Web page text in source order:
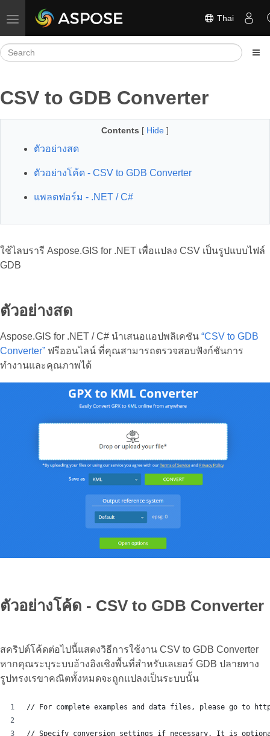
Toggle navigation Thai
CSV to GDB Converter
Contents [ Hide ]
ตัวอย่างสด
ตัวอย่างโค้ด - CSV to GDB Converter
แพลตฟอร์ม - .NET / C#
ใช้ไลบรารี Aspose.GIS for .NET เพื่อแปลง CSV เป็นรูปแบบไฟล์
GDB
ตัวอย่างสด
Aspose.GIS for .NET / C# นำเสนอแอปพลิเคชัน “CSV to GDB
Converter” ฟรีออนไลน์ ที่คุณสามารถตรวจสอบฟังก์ชันการ
ทำงานและคุณภาพได้
ตัวอย่างโค้ด - CSV to GDB Converter
สคริปต์โค้ดต่อไปนี้แสดงวิธีการใช้งาน CSV to GDB Converter
หากคุณระบุระบบอ้างอิงเชิงพื้นที่สำหรับเลเยอร์ GDB ปลายทาง
รูปทรงเรขาคณิตทั้งหมดจะถูกแปลงเป็นระบบนั้น
// For complete examples and data files, please go to
// Specify conversion settings if necessary. It is